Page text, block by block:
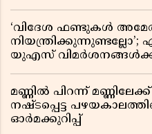
‘വിദേശ ഫണ്ടുകൾ
യുഎസ് വിമർശനങ്ങൾക്ക്
മണ്ണിൽ പിറന്ന്
നഷ്ടപ്പെട്ട
ഓർമക്കുറിപ്പ്